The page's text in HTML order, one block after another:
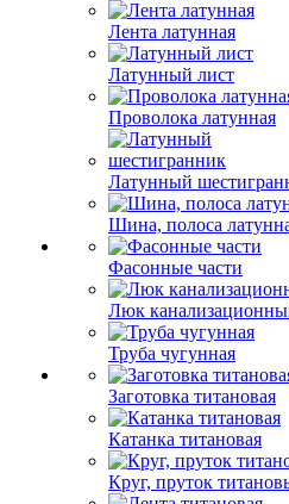
Лента латунная
Латунный лист
Проволока латунная
Латунный
Шина, полоса
Фасонные части
Люк
Труба чугунная
Заготовка титановая
Катанка титановая
Круг, пруток